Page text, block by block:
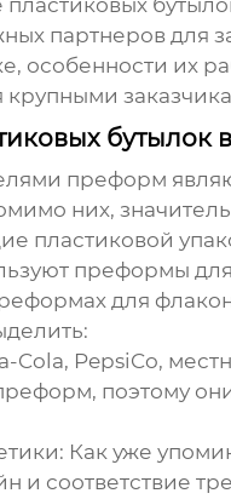
партнеров для
особенности их
крупными
бутылок
преформ
них,
пластиковой
преформы
для
Cola, PepsiCo,
поэтому
Как уже
и соответствие